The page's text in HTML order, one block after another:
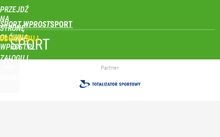
PRZEJDŹ
NA
STRONĘ
GŁÓWNĄ
WPROST.PL
SPORT WPROST
ZALOGUJ
SPORT
Partner